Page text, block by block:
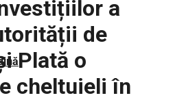
a
de
Plată o
cheltuieli în